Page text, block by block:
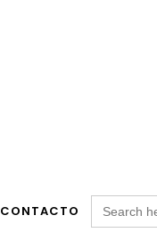
CONTACTO
Search
for: